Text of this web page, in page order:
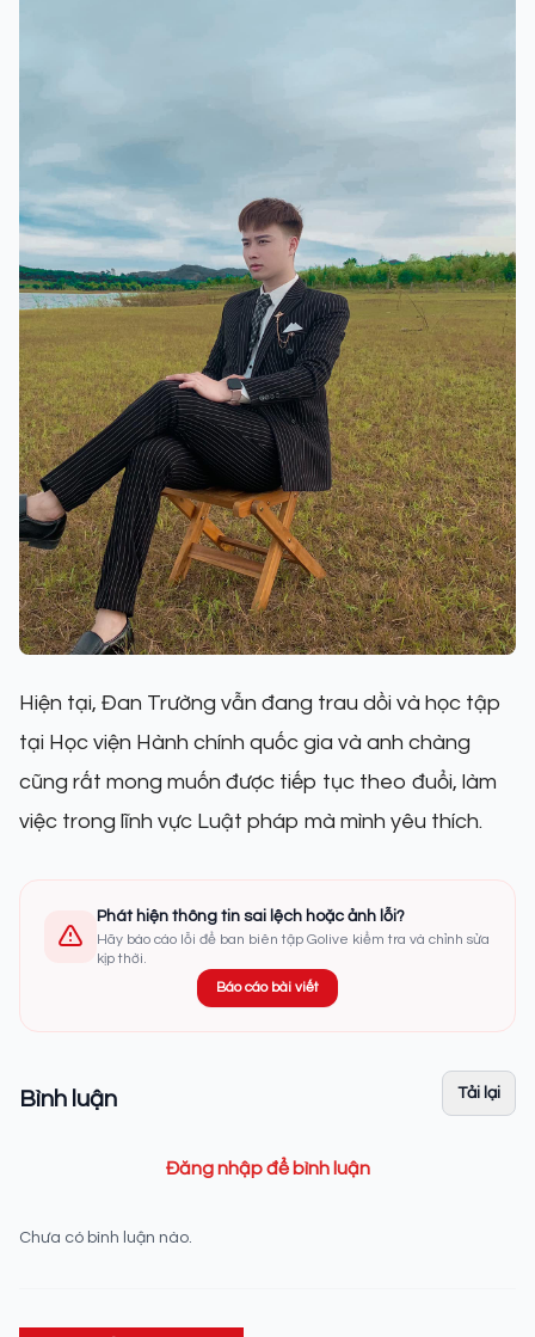
Hiện tại, Đan Trường vẫn đang trau dồi và học tập
tại Học viện Hành chính quốc gia và anh chàng
cũng rất mong muốn được tiếp tục theo đuổi, làm
việc trong lĩnh vực Luật pháp mà mình yêu thích.
Phát hiện thông tin sai lệch hoặc ảnh lỗi?
Hãy báo cáo lỗi để ban biên tập Golive kiểm tra và chỉnh sửa
kịp thời.
Báo cáo bài viết
Bình luận Tải lại
Đăng nhập để bình luận
Chưa có bình luận nào.